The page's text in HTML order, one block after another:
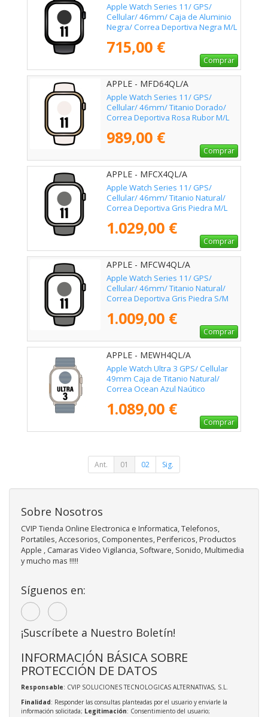
Apple Watch Series 11/ GPS/
Cellular/ 46mm/ Caja de Aluminio
Negra/ Correa Deportiva Negra M/L
715,00 €
Comprar
APPLE - MFD64QL/A
Apple Watch Series 11/ GPS/
Cellular/ 46mm/ Titanio Dorado/
Correa Deportiva Rosa Rubor M/L
989,00 €
Comprar
APPLE - MFCX4QL/A
Apple Watch Series 11/ GPS/
Cellular/ 46mm/ Titanio Natural/
Correa Deportiva Gris Piedra M/L
1.029,00 €
Comprar
APPLE - MFCW4QL/A
Apple Watch Series 11/ GPS/
Cellular/ 46mm/ Titanio Natural/
Correa Deportiva Gris Piedra S/M
1.009,00 €
Comprar
APPLE - MEWH4QL/A
Apple Watch Ultra 3 GPS/ Cellular
49mm Caja de Titanio Natural/
Correa Ocean Azul Naútico
1.089,00 €
Comprar
Ant. 01 02 Sig.
Sobre Nosotros
CVIP Tienda Online Electronica e Informatica, Telefonos,
Portatiles, Accesorios, Componentes, Perifericos, Productos
Apple , Camaras Video Vigilancia, Software, Sonido, Multimedia
y mucho mas !!!!!
Síguenos en:
¡Suscríbete a Nuestro Boletín!
INFORMACIÓN BÁSICA SOBRE
PROTECCIÓN DE DATOS
Responsable: CVIP SOLUCIONES TECNOLOGICAS ALTERNATIVAS, S.L.
Finalidad: Responder las consultas planteadas por el usuario y enviarle la
información solicitada; Legitimación: Consentimiento del usuario;